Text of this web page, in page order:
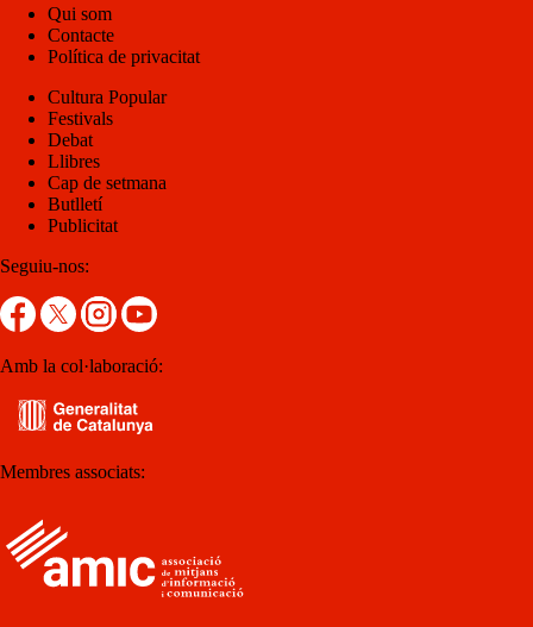
Qui som
Contacte
Política de privacitat
Cultura Popular
Festivals
Debat
Llibres
Cap de setmana
Butlletí
Publicitat
Seguiu-nos:
Amb la col·laboració:
Membres associats: